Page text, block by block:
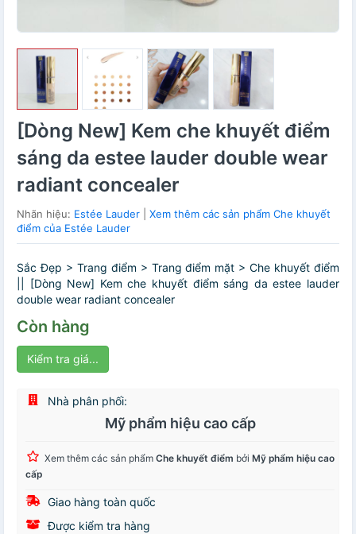
[Dòng New] Kem che khuyết điểm
sáng da estee lauder double wear
radiant concealer
Nhãn hiệu: Estée Lauder
Xem thêm các sản phẩm Che khuyết
điểm của Estée Lauder
Sắc Đẹp > Trang điểm > Trang điểm mặt > Che khuyết điểm
|| [Dòng New] Kem che khuyết điểm sáng da estee lauder
double wear radiant concealer
Còn hàng
Kiểm tra giá...
Nhà phân phối:
Mỹ phẩm hiệu cao cấp
Xem thêm các sản phẩm Che khuyết điểm bởi Mỹ phẩm hiệu cao
cấp
Giao hàng toàn quốc
Được kiểm tra hàng